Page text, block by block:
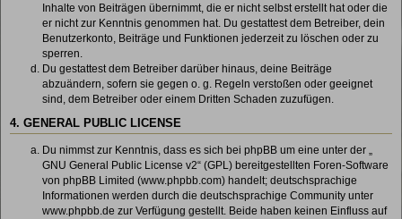
Inhalte von Beiträgen übernimmt, die er nicht selbst erstellt hat oder die
er nicht zur Kenntnis genommen hat. Du gestattest dem Betreiber, dein
Benutzerkonto, Beiträge und Funktionen jederzeit zu löschen oder zu
sperren.
Du gestattest dem Betreiber darüber hinaus, deine Beiträge
abzuändern, sofern sie gegen o. g. Regeln verstoßen oder geeignet
sind, dem Betreiber oder einem Dritten Schaden zuzufügen.
4. GENERAL PUBLIC LICENSE
Du nimmst zur Kenntnis, dass es sich bei phpBB um eine unter der „
GNU General Public License v2“ (GPL) bereitgestellten Foren-Software
von phpBB Limited (www.phpbb.com) handelt; deutschsprachige
Informationen werden durch die deutschsprachige Community unter
www.phpbb.de zur Verfügung gestellt. Beide haben keinen Einfluss auf